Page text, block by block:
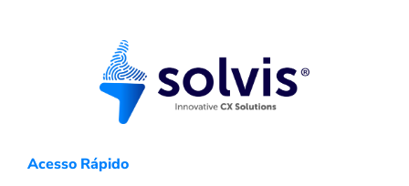
Acesso Rápido